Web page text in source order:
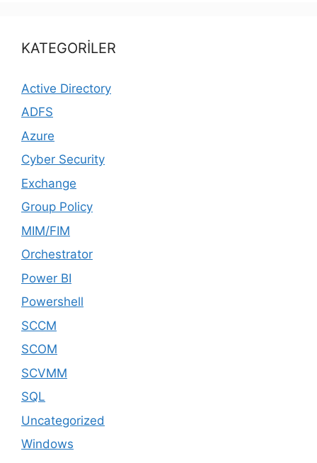
KATEGORİLER
Active Directory
ADFS
Azure
Cyber Security
Exchange
Group Policy
MIM/FIM
Orchestrator
Power BI
Powershell
SCCM
SCOM
SCVMM
SQL
Uncategorized
Windows